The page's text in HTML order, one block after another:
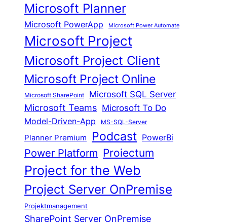
Microsoft Planner
Microsoft PowerApp Microsoft Power Automate
Microsoft Project
Microsoft Project Client
Microsoft Project Online
Microsoft SharePoint Microsoft SQL Server
Microsoft Teams Microsoft To Do
Model-Driven-App MS-SQL-Server
Planner Premium Podcast PowerBi
Power Platform Proiectum
Project for the Web
Project Server OnPremise
Projektmanagement
SharePoint Server OnPremise